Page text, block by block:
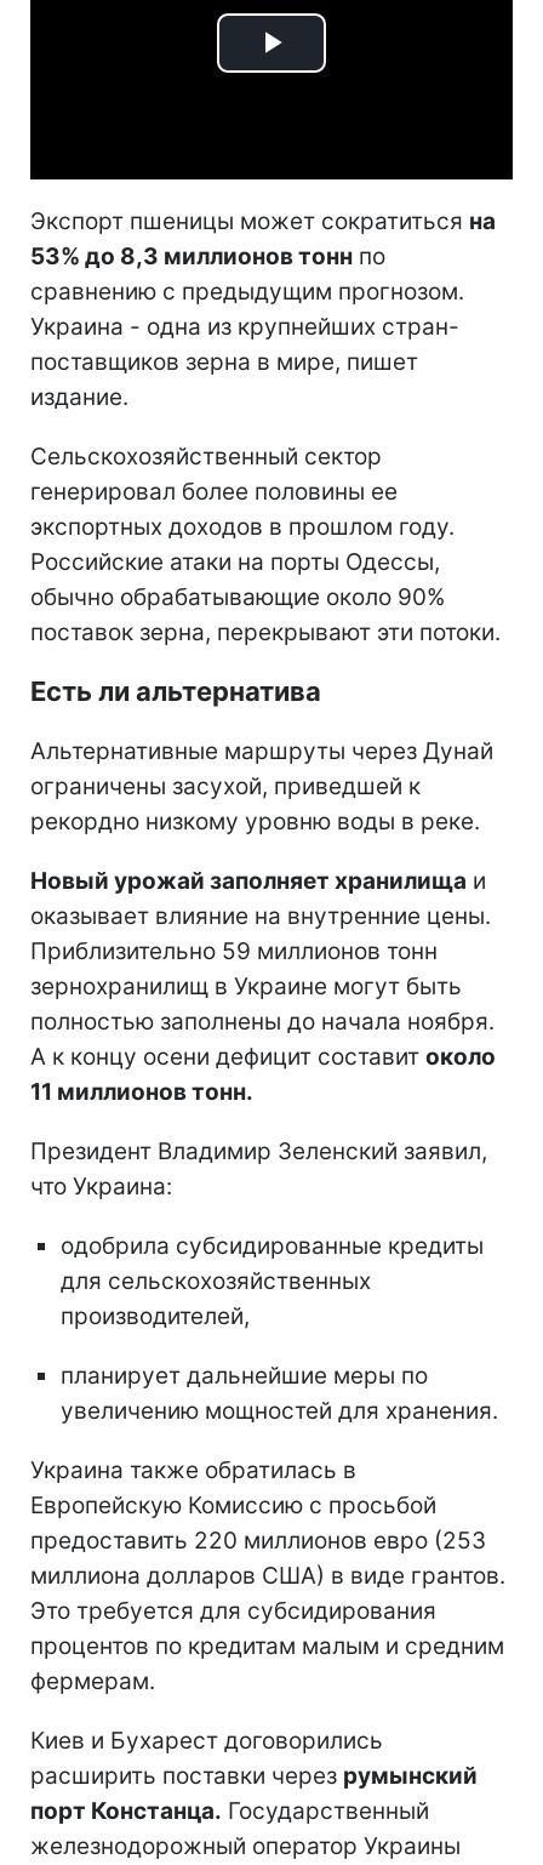
Play
Экспорт пшеницы может сократиться на
53% до 8,3 миллионов тонн по
сравнению с предыдущим прогнозом.
Украина - одна из крупнейших стран-
поставщиков зерна в мире, пишет
издание.
Сельскохозяйственный сектор
генерировал более половины ее
экспортных доходов в прошлом году.
Российские атаки на порты Одессы,
обычно обрабатывающие около 90%
поставок зерна, перекрывают эти потоки.
Есть ли альтернатива
Альтернативные маршруты через Дунай
ограничены засухой, приведшей к
рекордно низкому уровню воды в реке.
Новый урожай заполняет хранилища и
оказывает влияние на внутренние цены.
Приблизительно 59 миллионов тонн
зернохранилищ в Украине могут быть
полностью заполнены до начала ноября.
А к концу осени дефицит составит около
11 миллионов тонн.
Президент Владимир Зеленский заявил,
что Украина:
одобрила субсидированные кредиты
для сельскохозяйственных
производителей,
планирует дальнейшие меры по
увеличению мощностей для хранения.
Украина также обратилась в
Европейскую Комиссию с просьбой
предоставить 220 миллионов евро (253
миллиона долларов США) в виде грантов.
Это требуется для субсидирования
процентов по кредитам малым и средним
фермерам.
Киев и Бухарест договорились
расширить поставки через румынский
порт Констанца. Государственный
железнодорожный оператор Украины